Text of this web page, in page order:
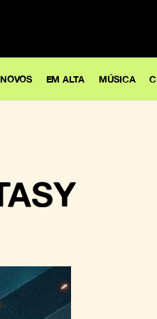
NOVOS EM ALTA MÚSICA